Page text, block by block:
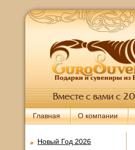
Главная О компании
Новый Год 2026